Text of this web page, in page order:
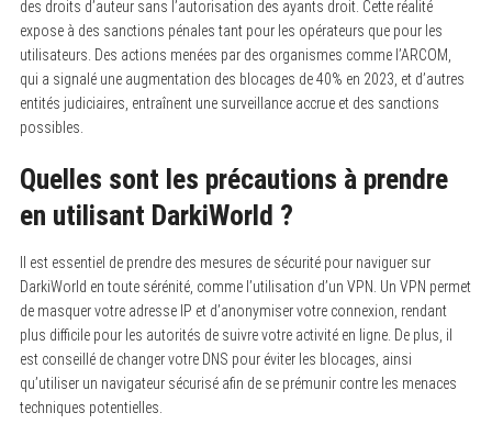
des droits d’auteur sans l’autorisation des ayants droit. Cette réalité
expose à des sanctions pénales tant pour les opérateurs que pour les
utilisateurs. Des actions menées par des organismes comme l’ARCOM,
qui a signalé une augmentation des blocages de 40% en 2023, et d’autres
entités judiciaires, entraînent une surveillance accrue et des sanctions
possibles.
Quelles sont les précautions à prendre
en utilisant DarkiWorld ?
Il est essentiel de prendre des mesures de sécurité pour naviguer sur
DarkiWorld en toute sérénité, comme l’utilisation d’un VPN. Un VPN permet
de masquer votre adresse IP et d’anonymiser votre connexion, rendant
plus difficile pour les autorités de suivre votre activité en ligne. De plus, il
est conseillé de changer votre DNS pour éviter les blocages, ainsi
qu’utiliser un navigateur sécurisé afin de se prémunir contre les menaces
techniques potentielles.